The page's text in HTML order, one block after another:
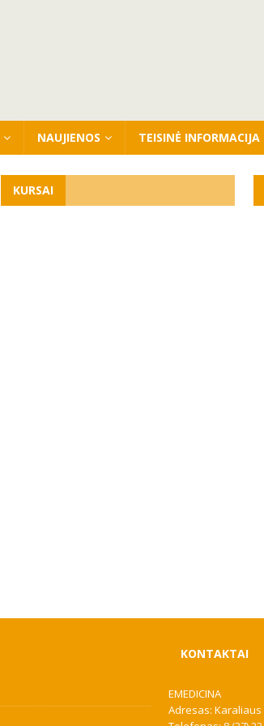
NAUJIENOS TEISINĖ INFORMACIJA
KURSAI
KONTAKTAI
EMEDICINA
Adresas: Karaliaus